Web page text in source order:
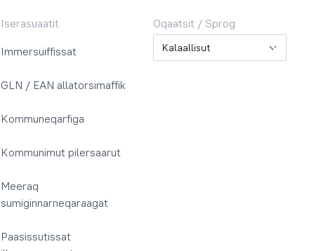
Iserasuaatit
Immersuiffissat
GLN / EAN allatorsimaffik
Kommuneqarfiga
Kommunimut pilersaarut
Meeraq
sumiginnarneqaraagat
Paasissutissat
Oqaatsit / Sprog
Oqaatsit / Sprog